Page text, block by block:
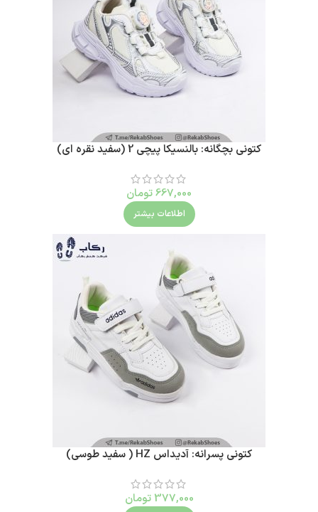
کتونی بچگانه: بالنسیکا پیچی 2 (سفید نقره ای)
667,000تومان
اطلاعات بیشتر
کتونی پسرانه: آدیداس HZ ( سفید طوسی)
377,000 تومان